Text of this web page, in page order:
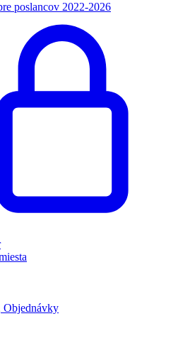
poslancov 2022-2026
Objednávky